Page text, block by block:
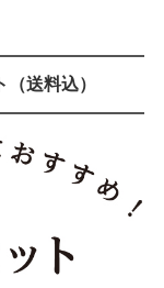
送料込）